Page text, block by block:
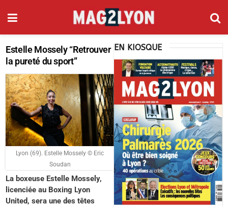
Estelle Mossely “Retrouver
la pureté du sport”
Lyon (69). Estelle Mossely © Eric
Soudan
La boxeuse Estelle Mossely,
licenciée au Boxing Lyon
United, sera une des têtes
EN KIOSQUE